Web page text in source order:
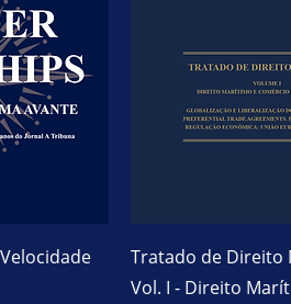
Tratado de Direito
Vol. I - Direito